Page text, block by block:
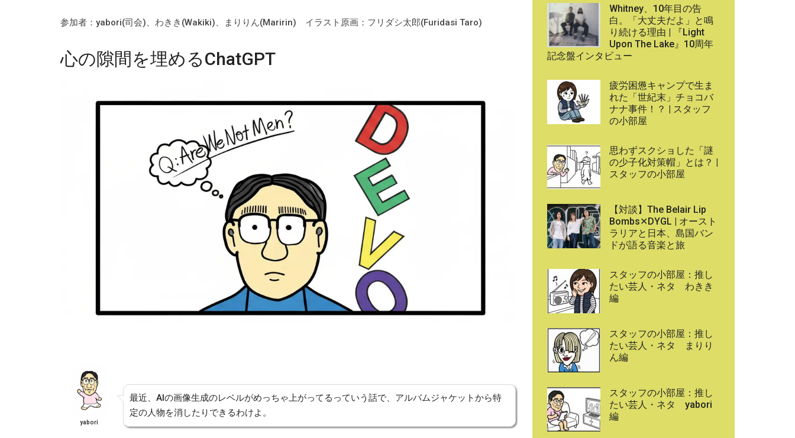
参加者：yabori(司会)、わきき(Wakiki)、まりりん(Maririn) イラスト原画：フリダシ太郎(Furidasi Taro)
心の隙間を埋めるChatGPT
yabori
最近、AIの画像生成のレベルがめっちゃ上がってるっていう話で、アルバムジャケットから特
定の人物を消したりできるわけよ。
Whitney、10年目の告
白。「大丈夫だよ」と鳴
り続ける理由 | 『Light
Upon The Lake』10周年
記念盤インタビュー
疲労困憊キャンプで生ま
れた「世紀末」チョコバ
ナナ事件！？ | スタッフ
の小部屋
思わずスクショした「謎
の少子化対策帽」とは？ |
スタッフの小部屋
【対談】The Belair Lip
Bombs✕DYGL | オースト
ラリアと日本、島国バン
ドが語る音楽と旅
スタッフの小部屋：推し
たい芸人・ネタ わきき
編
スタッフの小部屋：推し
たい芸人・ネタ まりり
ん編
スタッフの小部屋：推し
たい芸人・ネタ yabori
編